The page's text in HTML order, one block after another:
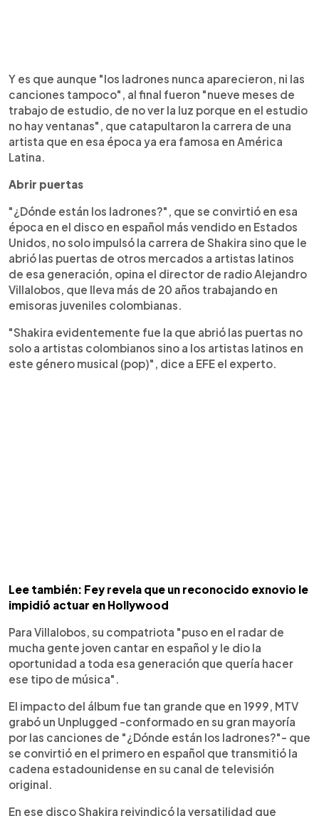
Y es que aunque "los ladrones nunca aparecieron, ni las
canciones tampoco", al final fueron "nueve meses de
trabajo de estudio, de no ver la luz porque en el estudio
no hay ventanas", que catapultaron la carrera de una
artista que en esa época ya era famosa en América
Latina.
Abrir puertas
"¿Dónde están los ladrones?", que se convirtió en esa
época en el disco en español más vendido en Estados
Unidos, no solo impulsó la carrera de Shakira sino que le
abrió las puertas de otros mercados a artistas latinos
de esa generación, opina el director de radio Alejandro
Villalobos, que lleva más de 20 años trabajando en
emisoras juveniles colombianas.
"Shakira evidentemente fue la que abrió las puertas no
solo a artistas colombianos sino a los artistas latinos en
este género musical (pop)", dice a EFE el experto.
Lee también: Fey revela que un reconocido exnovio le
impidió actuar en Hollywood
Para Villalobos, su compatriota "puso en el radar de
mucha gente joven cantar en español y le dio la
oportunidad a toda esa generación que quería hacer
ese tipo de música".
El impacto del álbum fue tan grande que en 1999, MTV
grabó un Unplugged -conformado en su gran mayoría
por las canciones de "¿Dónde están los ladrones?"- que
se convirtió en el primero en español que transmitió la
cadena estadounidense en su canal de televisión
original.
En ese disco Shakira reivindicó la versatilidad que